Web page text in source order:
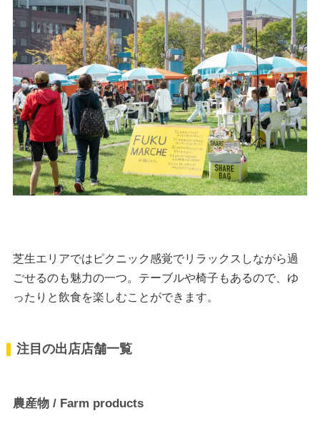
芝生エリアではピクニック感覚でリラックスしながら過
ごせるのも魅力の一つ。テーブルや椅子もあるので、ゆ
ったりと飲食を楽しむことができます。
注目の出店店舗一覧
農産物 / Farm products